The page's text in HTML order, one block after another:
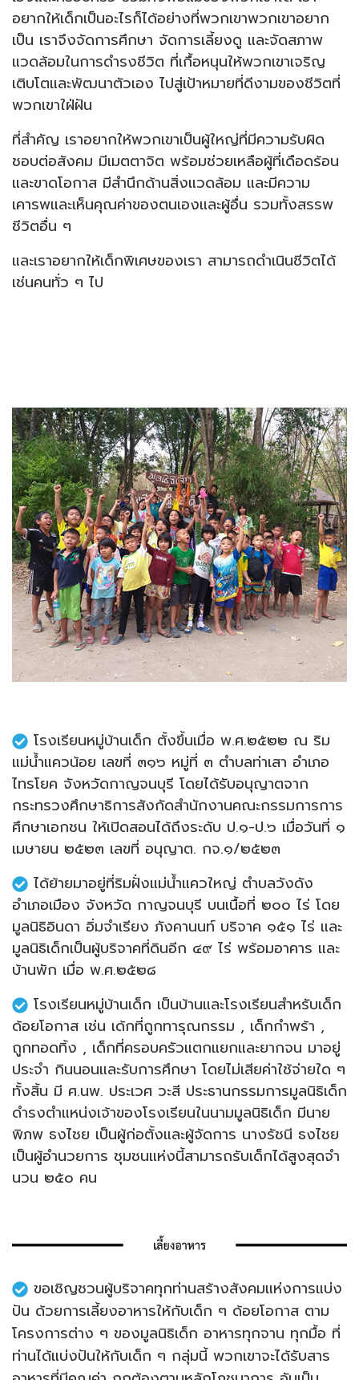
อยากให้เด็กเป็นอะไรก็ได้อย่างที่พวกเขาพวกเขาอยาก
เป็น เราจึงจัดการศึกษา จัดการเลี้ยงดู และจัดสภาพ
แวดล้อมในการดำรงชีวิต ที่เกื้อหนุนให้พวกเขาเจริญ
เติบโตและพัฒนาตัวเอง ไปสู่เป้าหมายที่ดีงามของชีวิตที่
พวกเขาใฝ่ฝัน
ที่สำคัญ เราอยากให้พวกเขาเป็นผู้ใหญ่ที่มีความรับผิด
ชอบต่อสังคม มีเมตตาจิต พร้อมช่วยเหลือผู้ที่เดือดร้อน
และขาดโอกาส มีสำนึกด้านสิ่งแวดล้อม และมีความ
เคารพและเห็นคุณค่าของตนเองและผู้อื่น รวมทั้งสรรพ
ชีวิตอื่น ๆ
และเราอยากให้เด็กพิเศษของเรา สามารถดำเนินชีวิตได้
เช่นคนทั่ว ๆ ไป
โรงเรียนหมู่บ้านเด็ก ตั้งขึ้นเมื่อ พ.ศ.๒๕๒๒ ณ ริม
แม่น้ำแควน้อย เลขที่ ๓๑๖ หมู่ที่ ๓ ตําบลท่าเสา อําเภอ
ไทรโยค จังหวัดกาญจนบุรี โดยได้รับอนุญาตจาก
กระทรวงศึกษาธิการสังกัดสํานักงานคณะกรรมการการ
ศึกษาเอกชน ให้เปิดสอนได้ถึงระดับ ป.๑-ป.๖ เมื่อวันที่ ๑
เมษายน ๒๕๒๓ เลขที่ อนุญาต. กจ.๑/๒๕๒๓
ได้ย้ายมาอยู่ที่ริมฝั่งแม่น้ำแควใหญ่ ตําบลวังดัง
อําเภอเมือง จังหวัด กาญจนบุรี บนเนื้อที่ ๒๐๐ ไร่ โดย
มูลนิธิอินดา อิ่มจําเรียง ภังคานนท์ บริจาค ๑๕๑ ไร่ และ
มูลนิธิเด็กเป็นผู้บริจาคที่ดินอีก ๔๙ ไร่ พร้อมอาคาร และ
บ้านพัก เมื่อ พ.ศ.๒๕๒๘
โรงเรียนหมู่บ้านเด็ก เป็นบ้านและโรงเรียนสําหรับเด็ก
ด้อยโอกาส เช่น เด้กที่ถูกทารุณกรรม , เด็กกําพร้า ,
ถูกทอดทิ้ง , เด็กที่ครอบครัวแตกแยกและยากจน มาอยู่
ประจํา กินนอนและรับการศึกษา โดยไม่เสียค่าใช้จ่ายใด ๆ
ทั้งสิ้น มี ศ.นพ. ประเวศ วะสี ประธานกรรมการมูลนิธิเด็ก
ดํารงตําแหน่งเจ้าของโรงเรียนในนามมูลนิธิเด็ก มีนาย
พิภพ ธงไชย เป็นผู้ก่อตั้งและผู้จัดการ นางรัชนี ธงไชย
เป็นผู้อํานวยการ ชุมชนแห่งนี้สามารถรับเด็กได้สูงสุดจํา
นวน ๒๕o คน
ขอเชิญชวนผู้บริจาคทุกท่านสร้างสังคมแห่งการแบ่ง
ปัน ด้วยการเลี้ยงอาหารให้กับเด็ก ๆ ด้อยโอกาส ตาม
โครงการต่าง ๆ ของมูลนิธิเด็ก อาหารทุกจาน ทุกมื้อ ที่
ท่านได้แบ่งปันให้กับเด็ก ๆ กลุ่มนี้ พวกเขาจะได้รับสาร